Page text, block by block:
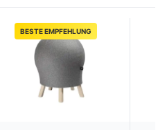
BESTE EMPFEHLUNG